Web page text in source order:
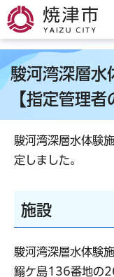
焼津市
駿河湾深層水
【指定管理者
駿河湾深層水体験
定しました。
施設
駿河湾深層水体験
鰯ケ島136番地の